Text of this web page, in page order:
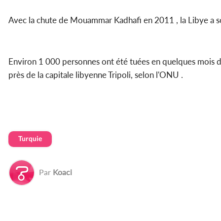
Avec la chute de Mouammar Kadhafi en 2011 , la Libye a
Environ 1 000 personnes ont été tuées en quelques mois
près de la capitale libyenne Tripoli, selon l'ONU .
Turquie
Par Koaci